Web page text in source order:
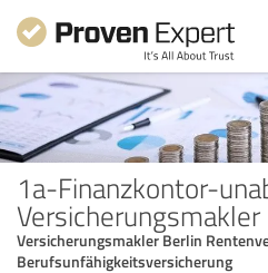
1a-Finanzkontor-
Versicherungsmakler
Versicherungsmakler Berlin
Berufsunfähigkeitsversicherung